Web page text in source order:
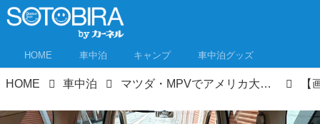
HOME 車中泊 キャンプ 車中泊グッズ
HOME 車中泊 マツダ・MPVでアメリカ大陸横断ロードトリップ⑥ リゾート感満載のフロリダへ。スケールの大きさに圧倒！